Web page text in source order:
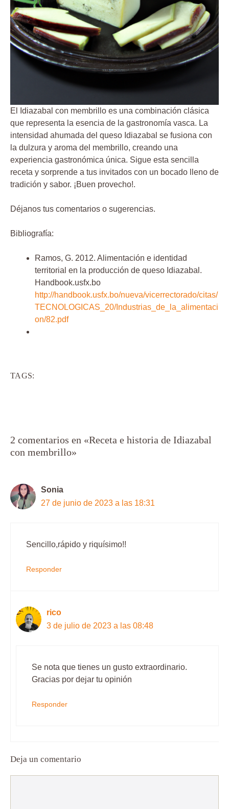
El Idiazabal con membrillo es una combinación clásica
que representa la esencia de la gastronomía vasca. La
intensidad ahumada del queso Idiazabal se fusiona con
la dulzura y aroma del membrillo, creando una
experiencia gastronómica única. Sigue esta sencilla
receta y sorprende a tus invitados con un bocado lleno de
tradición y sabor. ¡Buen provecho!.
Déjanos tus comentarios o sugerencias.
Bibliografía:
Ramos, G. 2012. Alimentación e identidad
territorial en la producción de queso Idiazabal.
Handbook.usfx.bo
http://handbook.usfx.bo/nueva/vicerrectorado/citas/
TECNOLOGICAS_20/Industrias_de_la_alimentaci
on/82.pdf
TAGS:
2 comentarios en «Receta e historia de Idiazabal
con membrillo»
Sonia
27 de junio de 2023 a las 18:31
Sencillo,rápido y riquísimo!!
Responder
rico
3 de julio de 2023 a las 08:48
Se nota que tienes un gusto extraordinario.
Gracias por dejar tu opinión
Responder
Deja un comentario